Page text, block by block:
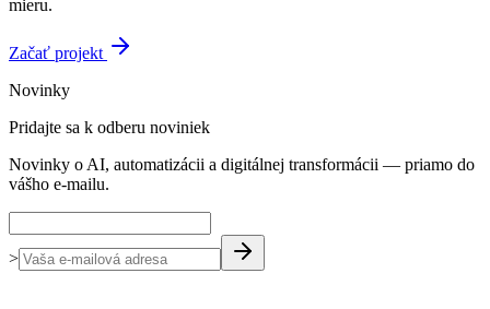
mieru.
Začať projekt
Novinky
Pridajte sa k odberu noviniek
Novinky o AI, automatizácii a digitálnej transformácii — priamo do
vášho e-mailu.
>